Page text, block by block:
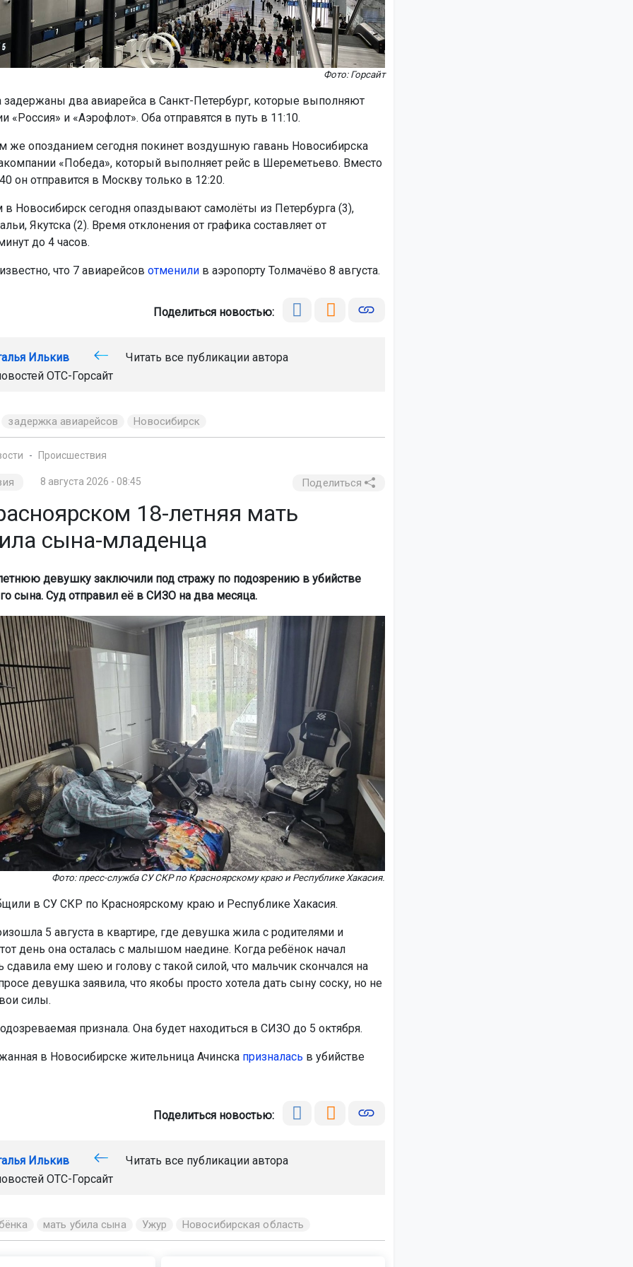
Фото: Горсайт
задержаны два авиарейса в Санкт-Петербург, которые выполняют
«Россия» и «Аэрофлот». Оба отправятся в путь в 11:10.
же опозданием сегодня покинет воздушную гавань Новосибирска
«Победа», который выполняет рейс в Шереметьево. Вместо
он отправится в Москву только в 12:20.
Новосибирск сегодня опаздывают самолёты из Петербурга (3),
Якутска (2). Время отклонения от графика составляет от
до 4 часов.
что 7 авиарейсов отменилив аэропорту Толмачёво 8 августа.
Поделиться новостью:
Илькив
Читать все публикации автора
ОТС-Горсайт
задержка авиарейсов Новосибирск
Происшествия
8 августа 2026 - 08:45 Поделиться
18-летняя мать
сына-младенца
девушку заключили под стражу по подозрению в убийстве
сына. Суд отправил её в СИЗО на два месяца.
Фото: пресс-служба СУ СКР по Красноярскому краю и Республике Хакасия.
в СУ СКР по Красноярскому краю и Республике Хакасия.
5 августа в квартире, где девушка жила с родителями и
день она осталась с малышом наедине. Когда ребёнок начал
сдавила ему шею и голову с такой силой, что мальчик скончался на
девушка заявила, что якобы просто хотела дать сыну соску, но не
силы.
признала. Она будет находиться в СИЗО до 5 октября.
в Новосибирске жительница Ачинска призналась в убийстве
Поделиться новостью:
Илькив
Читать все публикации автора
ОТС-Горсайт
мать убила сына Ужур Новосибирская область